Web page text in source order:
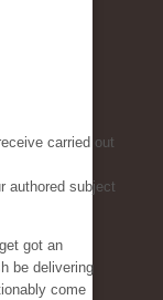
carried out
authored subject
got an
be delivering
come